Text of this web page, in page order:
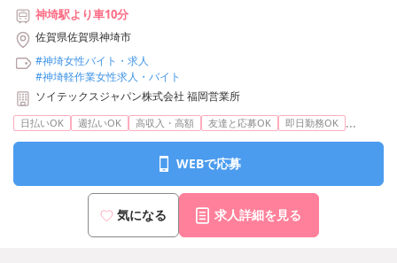
神埼駅より車10分
佐賀県佐賀県神埼市
#神埼女性バイト・求人
#神埼軽作業女性求人・バイト
ソイテックスジャパン株式会社 福岡営業所
日払いOK 週払いOK 高収入・高額 友達と応募OK 即日勤務OK ...
WEBで応募
気になる 求人詳細を見る